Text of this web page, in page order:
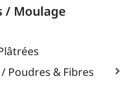
& Personnages
Petits Pendentifs
&
& Dessous de Verre